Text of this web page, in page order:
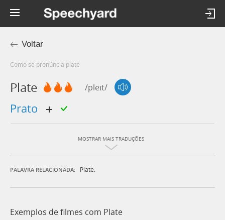
Voltar
Como se pronúncia plate
Plate /pleɪt/
prato
MOSTRAR MAIS TRADUÇÕES
PALAVRA RELACIONADA: Plate.
Exemplos de filmes com Plate